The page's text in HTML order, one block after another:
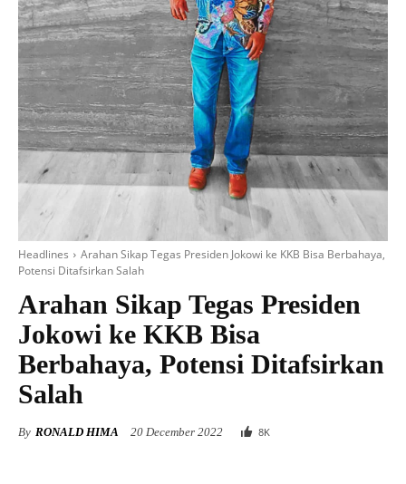
Headlines
Arahan Sikap Tegas Presiden Jokowi ke KKB Bisa Berbahaya,
Potensi Ditafsirkan Salah
Arahan Sikap Tegas Presiden
Jokowi ke KKB Bisa
Berbahaya, Potensi Ditafsirkan
Salah
By RONALD HIMA 20 December 2022 8K